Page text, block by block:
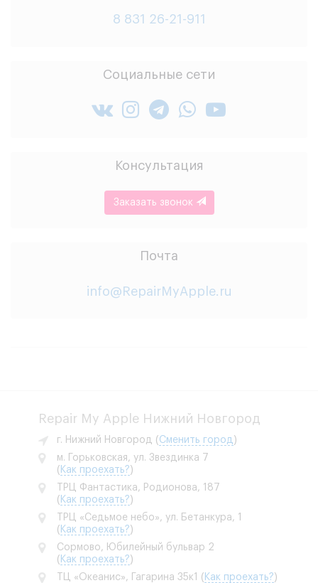
8 831 26-21-911
Социальные сети
Консультация
Заказать звонок
Почта
info@RepairMyApple.ru
Repair My Apple Нижний Новгород
г. Нижний Новгород ( Сменить город )
м. Горьковская, ул. Звездинка 7
( Как проехать?)
ТРЦ Фантастика, Родионова, 187
( Как проехать?)
ТРЦ «Седьмое небо», ул. Бетанкура, 1
( Как проехать?)
Сормово, Юбилейный бульвар 2
( Как проехать?)
ТЦ «Океанис», Гагарина 35к1 ( Как проехать?)